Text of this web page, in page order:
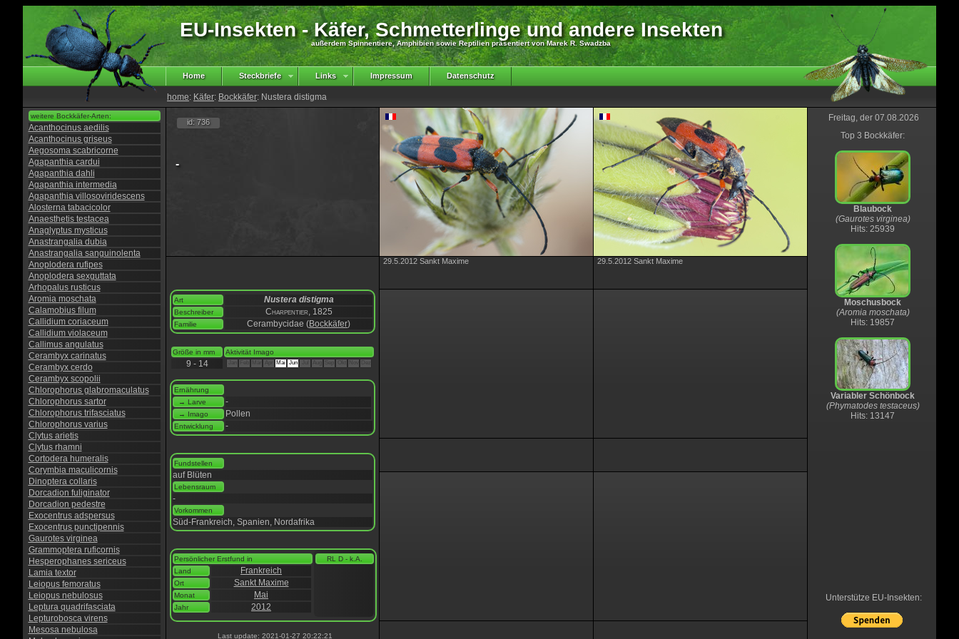
EU-Insekten - Käfer, Schmetterlinge und andere Insekten
außerdem Spinnentiere, Amphibien sowie Reptilien präsentiert von Marek R. Swadzba
Home Steckbriefe Links Impressum Datenschutz
home: Käfer: Bockkäfer: Nustera distigma
weitere Bockkäfer-Arten:
Acanthocinus aedilis
Acanthocinus griseus
Aegosoma scabricorne
Agapanthia cardui
Agapanthia dahli
Agapanthia intermedia
Agapanthia villosoviridescens
Alosterna tabacicolor
Anaesthetis testacea
Anaglyptus mysticus
Anastrangalia dubia
Anastrangalia sanguinolenta
Anoplodera rufipes
Anoplodera sexguttata
Arhopalus rusticus
Aromia moschata
Calamobius filum
Callidium coriaceum
Callidium violaceum
Callimus angulatus
Cerambyx carinatus
Cerambyx cerdo
Cerambyx scopolii
Chlorophorus glabromaculatus
Chlorophorus sartor
Chlorophorus trifasciatus
Chlorophorus varius
Clytus arietis
Clytus rhamni
Cortodera humeralis
Corymbia maculicornis
Dinoptera collaris
Dorcadion fuliginator
Dorcadion pedestre
Exocentrus adspersus
Exocentrus punctipennis
Gaurotes virginea
Grammoptera ruficornis
Hesperophanes sericeus
Lamia textor
Leiopus femoratus
Leiopus nebulosus
Leptura quadrifasciata
Lepturobosca virens
Mesosa nebulosa
id: 736
-
Art Nustera distigma
Beschreiber Charpentier, 1825
Familie Cerambycidae (Bockkäfer)
Größe in mm Aktivität Imago
9 - 14 Apr Mai Jun Aug
Ernährung
→ Larve
-
→ Imago Pollen
Entwicklung -
Fundstellen
auf Blüten
Lebensraum
-
Vorkommen
Süd-Frankreich, Spanien, Nordafrika
Persönlicher Erstfund in
Land
Frankreich
Ort Sankt Maxime
Monat Mai
Jahr 2012
RL D - k.A.
Last update: 2021-01-27 20:22:21
29.5.2012 Sankt Maxime 29.5.2012 Sankt Maxime
Freitag, der 07.08.2026
Top 3 Bockkäfer:
Blaubock
(Gaurotes virginea)
Hits: 25939
Moschusbock
(Aromia moschata)
Hits: 19857
Variabler Schönbock
(Phymatodes testaceus)
Hits: 13147
Unterstütze EU-Insekten: